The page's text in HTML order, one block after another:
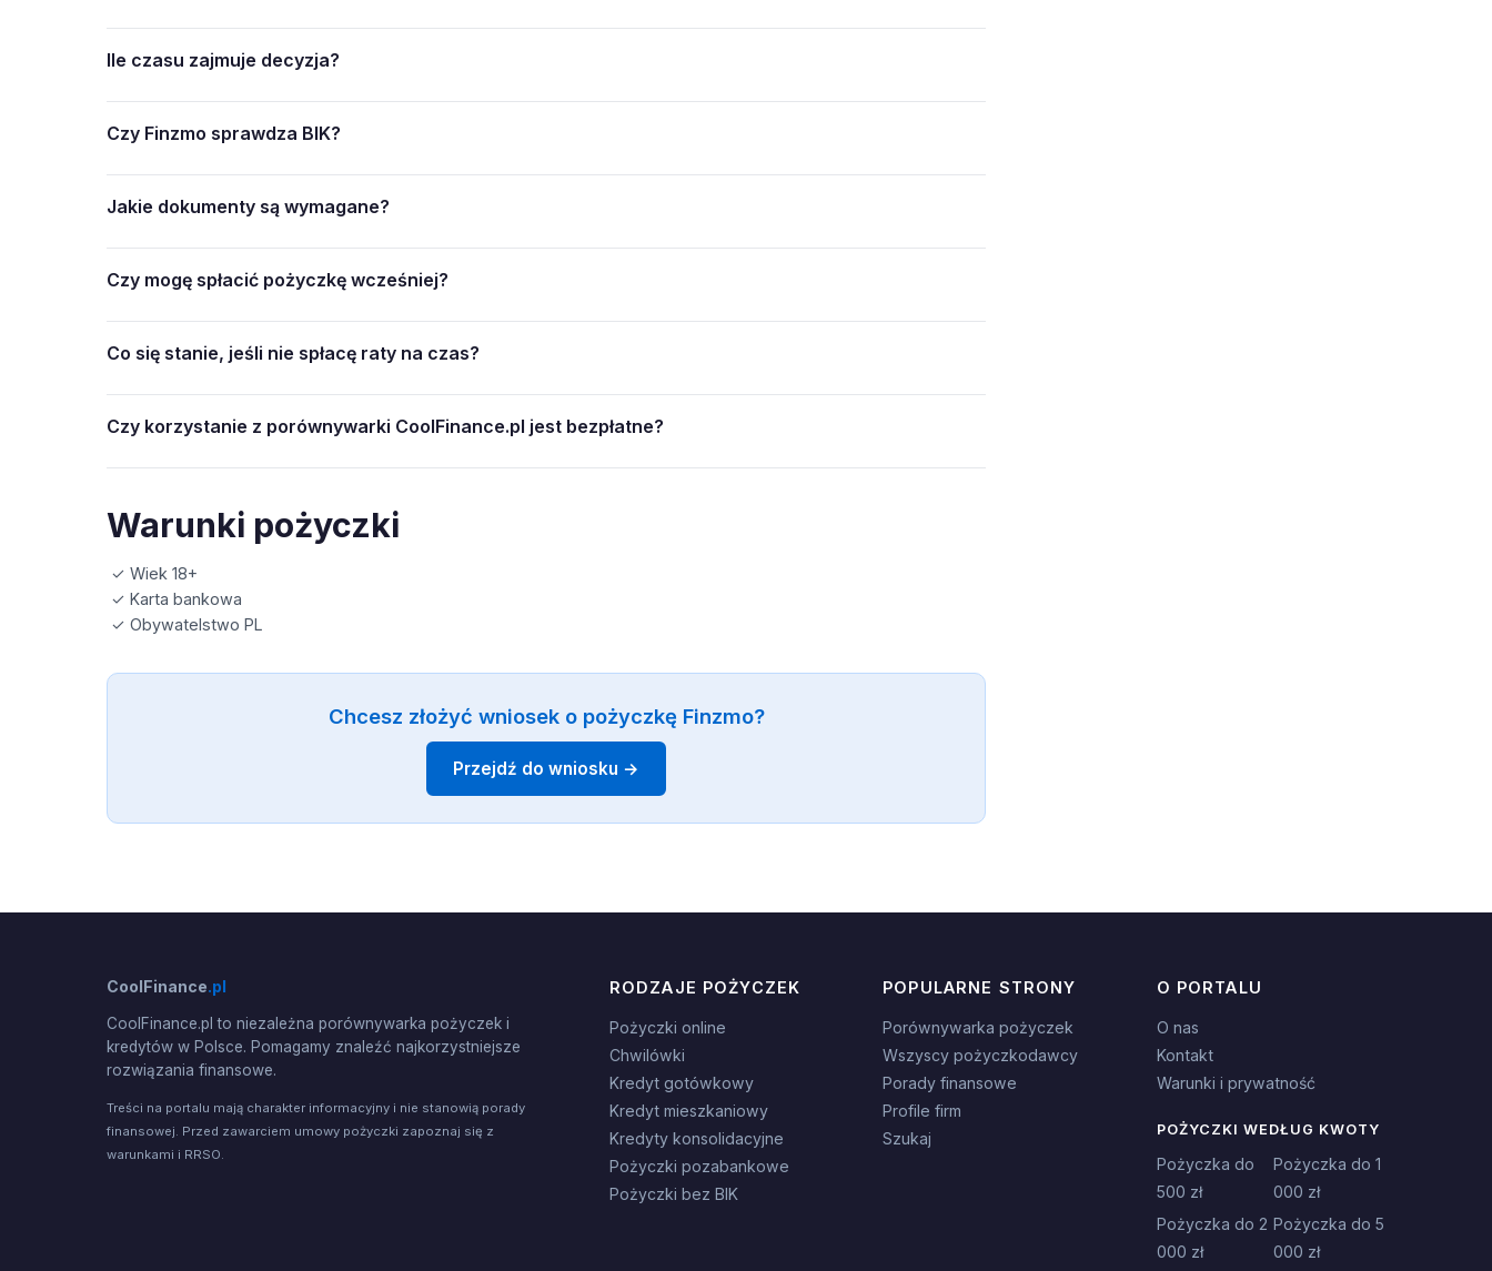
Ile czasu zajmuje decyzja?
Czy Finzmo sprawdza BIK?
Jakie dokumenty są wymagane?
Czy mogę spłacić pożyczkę wcześniej?
Co się stanie, jeśli nie spłacę raty na czas?
Czy korzystanie z porównywarki CoolFinance.pl jest bezpłatne?
Warunki pożyczki
✓ Wiek 18+
✓ Karta bankowa
✓ Obywatelstwo PL
Chcesz złożyć wniosek o pożyczkę Finzmo?
Przejdź do wniosku →
CoolFinance.pl
CoolFinance.pl to niezależna porównywarka pożyczek i
kredytów w Polsce. Pomagamy znaleźć najkorzystniejsze
rozwiązania finansowe.
Treści na portalu mają charakter informacyjny i nie stanowią porady
finansowej. Przed zawarciem umowy pożyczki zapoznaj się z
warunkami i RRSO.
RODZAJE POŻYCZEK
Pożyczki online
Chwilówki
Kredyt gotówkowy
Kredyt mieszkaniowy
Kredyty konsolidacyjne
Pożyczki pozabankowe
Pożyczki bez BIK
POPULARNE STRONY
Porównywarka pożyczek
Wszyscy pożyczkodawcy
Porady finansowe
Profile firm
Szukaj
O PORTALU
O nas
Kontakt
Warunki i prywatność
POŻYCZKI WEDŁUG KWOTY
Pożyczka do
500 zł
Pożyczka do 1
000 zł
Pożyczka do 2
000 zł
Pożyczka do 5
000 zł